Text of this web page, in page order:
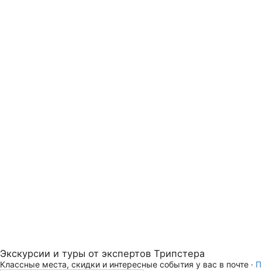
Экскурсии и туры от экспертов Трипстера
Классные места, скидки и интересные события у вас в почте ·